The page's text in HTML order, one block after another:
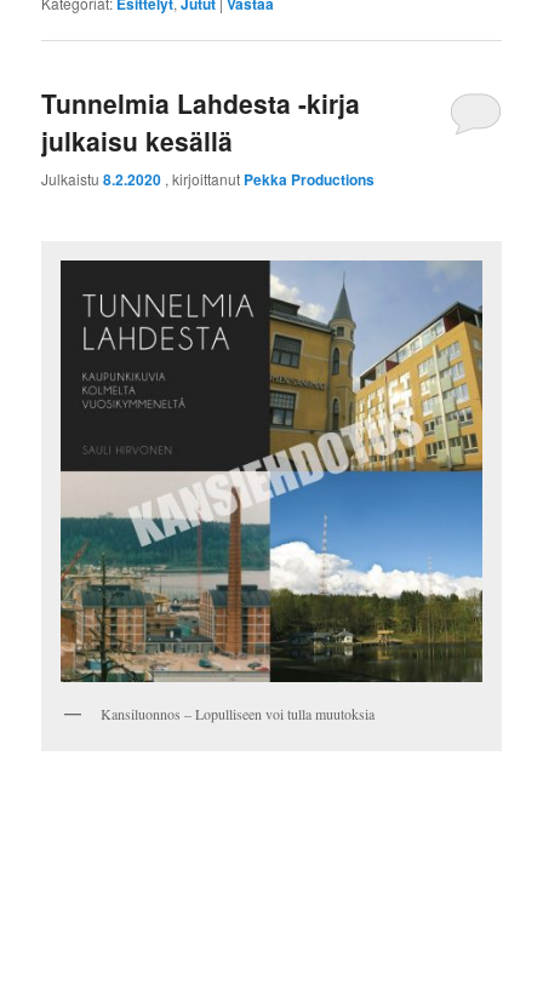
Tunnelmia Lahdesta -kirja
julkaisu kesällä
Julkaistu8.2.2020 , kirjoittanut Pekka Productions
Kansiluonnos – Lopulliseen voi tulla muutoksia